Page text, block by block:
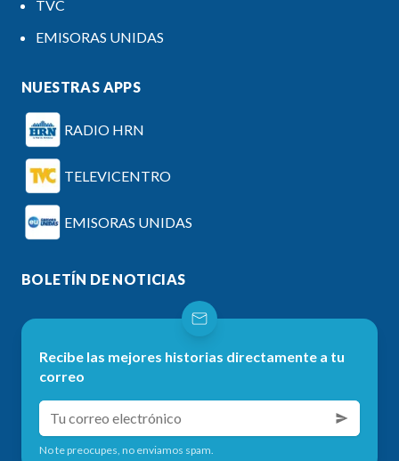
TVC
EMISORAS UNIDAS
NUESTRAS APPS
RADIO HRN
TELEVICENTRO
EMISORAS UNIDAS
BOLETÍN DE NOTICIAS
Recibe las mejores historias directamente a tu
correo
No te preocupes, no enviamos spam.